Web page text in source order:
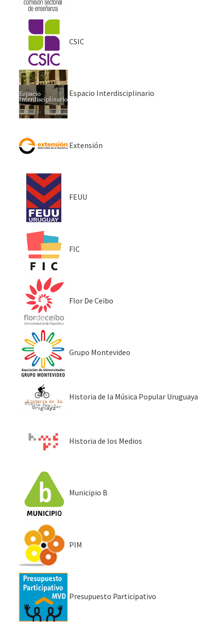
CSIC
Espacio Interdisciplinario
Extensión
FEUU
FIC
Flor De Ceibo
Grupo Montevideo
Historia de la Música Popular Uruguaya
Historia de los Medios
Municipio B
PIM
Presupuesto Participativo